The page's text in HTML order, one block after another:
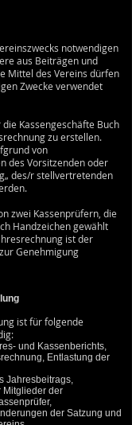
notwendigen
aus Beiträgen und
Mittel des Vereins dürfen
Zwecke verwendet
Kassengeschäfte Buch
zu erstellen.
von
des Vorsitzenden oder
des/r stellvertretenden
zwei Kassenprüfern, die
Handzeichen gewählt
ist der
Genehmigung
ist für folgende
und Kassenberichts,
Entlastung der
Jahresbeitrags,
Mitglieder der
der Satzung und